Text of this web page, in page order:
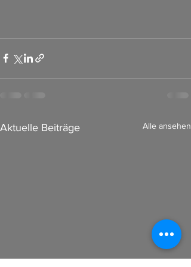
Aktuelle Beiträge Alle ansehen